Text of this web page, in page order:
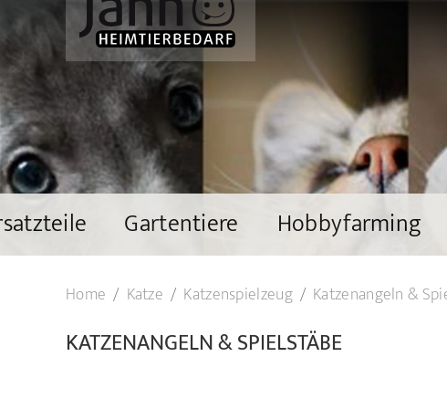
Gartentiere Hobbyfarming
Home Katze Katzenspielzeug Katzenangeln &
KATZENANGELN & SPIELSTÄBE